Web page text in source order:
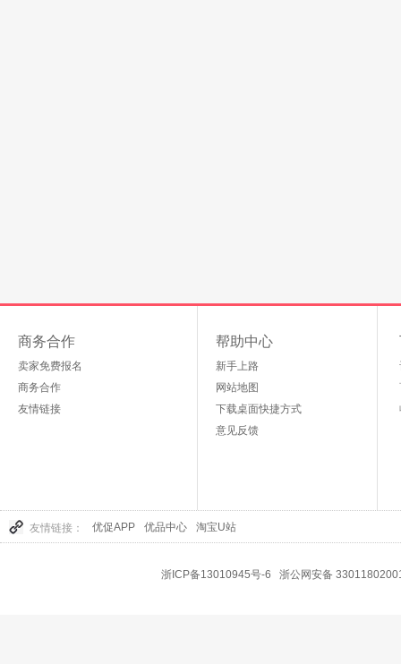
商务合作
卖家免费报名
商务合作
友情链接
帮助中心
新手上路
网站地图
下载桌面快捷方式
意见反馈
友情链接： 优促APP 优品中心 淘宝U站
浙ICP备13010945号-6 浙公网安备